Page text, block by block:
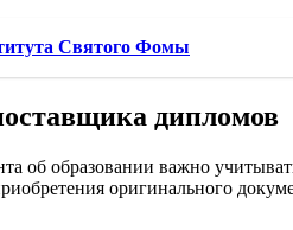
Святого Фомы
дипломов
об образовании важно
оригинального